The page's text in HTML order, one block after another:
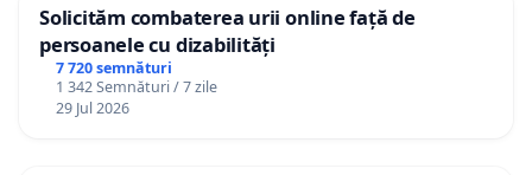
Solicităm combaterea urii online față de
persoanele cu dizabilități
7 720 semnături
1 342 Semnături / 7 zile
29 Jul 2026